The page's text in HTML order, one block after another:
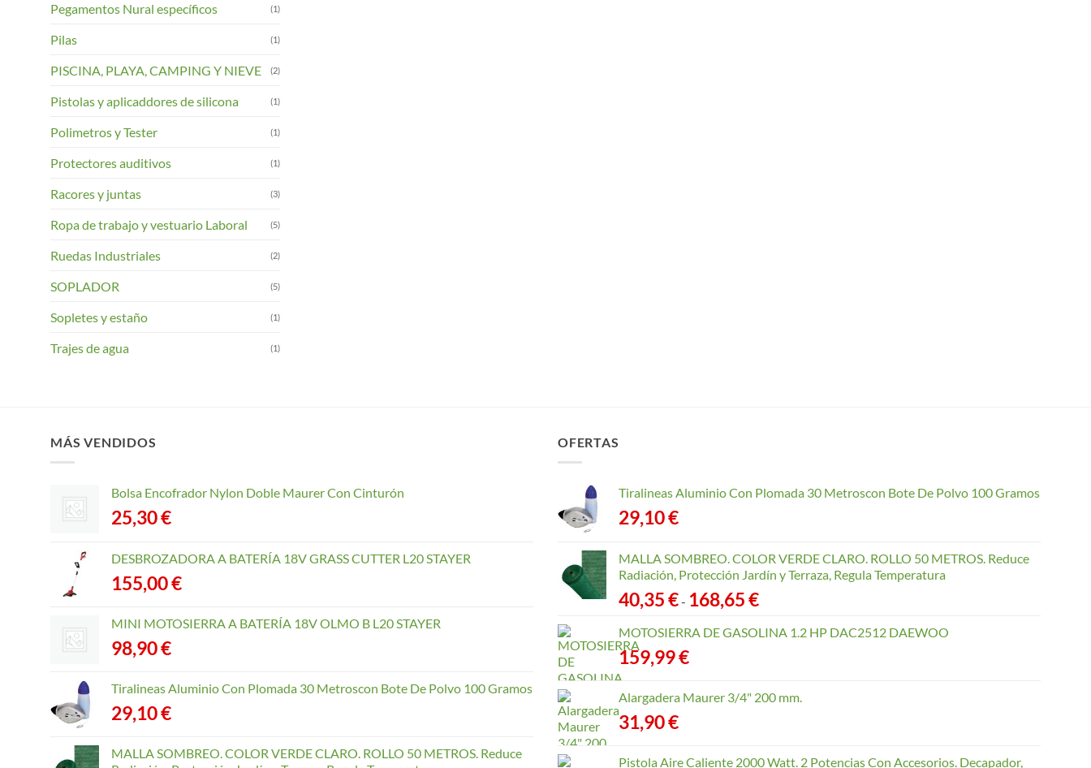
Pegamentos Nural específicos (1)
Pilas (1)
PISCINA, PLAYA, CAMPING Y NIEVE (2)
Pistolas y aplicaddores de silicona (1)
Polimetros y Tester (1)
Protectores auditivos (1)
Racores y juntas (3)
Ropa de trabajo y vestuario Laboral (5)
Ruedas Industriales (2)
SOPLADOR (5)
Sopletes y estaño (1)
Trajes de agua (1)
MÁS VENDIDOS
Bolsa Encofrador Nylon Doble Maurer Con Cinturón
25,30€
DESBROZADORA A BATERÍA 18V GRASS CUTTER L20 STAYER
155,00€
MINI MOTOSIERRA A BATERÍA 18V OLMO B L20 STAYER
98,90€
Tiralineas Aluminio Con Plomada 30 Metroscon Bote De Polvo 100 Gramos
29,10€
MALLA SOMBREO. COLOR VERDE CLARO. ROLLO 50 METROS. Reduce
OFERTAS
Tiralineas Aluminio Con Plomada 30 Metroscon Bote De Polvo 100 Gramos
29,10€
MALLA SOMBREO. COLOR VERDE CLARO. ROLLO 50 METROS. Reduce
Radiación, Protección Jardín y Terraza, Regula Temperatura
40,35€- 168,65€Rango
precios:
168,65 €
MOTOSIERRA DE GASOLINA 1.2 HP DAC2512 DAEWOO
159,99€
Alargadera Maurer 3/4" 200 mm.
31,90€
Pistola Aire Caliente 2000 Watt. 2 Potencias Con Accesorios. Decapador,